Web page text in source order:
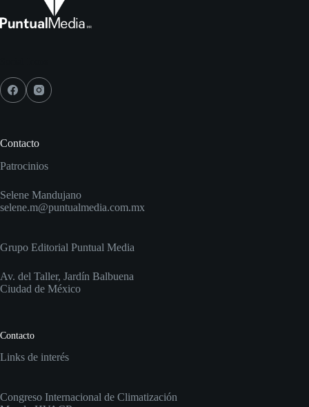
Contacto
Patrocinios
Selene Mandujano
selene.m@puntualmedia.com.mx
Grupo Editorial Puntual Media
Av. del Taller, Jardín Balbuena
Ciudad de México
Contacto
Links de interés
Congreso Internacional de Climatización